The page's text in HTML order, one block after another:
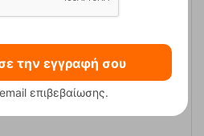
Ανδρικός Σκούφος Protest
26,99
την εγγραφή σου
επιβεβαίωσης.